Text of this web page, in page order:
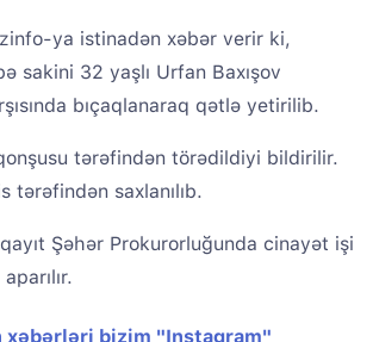
ya istinadən xəbər verir ki,
sakini 32 yaşlı Urfan Baxışov
bıçaqlanaraq qətlə yetirilib.
tərəfindən törədildiyi bildirilir.
tərəfindən saxlanılıb.
Şəhər Prokurorluğunda cinayət işi
xəbərləri bizim "Instagram"